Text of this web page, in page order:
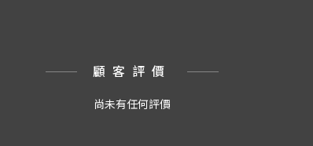
顧客評價
尚未有任何評價